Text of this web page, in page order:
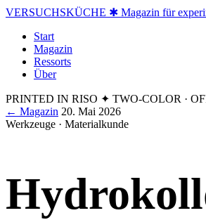
VERSUCHSKÜCHE ✱ Magazin für
Start
Magazin
Ressorts
Über
PRINTED IN RISO ✦ TWO-COLOR ·
← Magazin 20. Mai 2026
Werkzeuge · Materialkunde